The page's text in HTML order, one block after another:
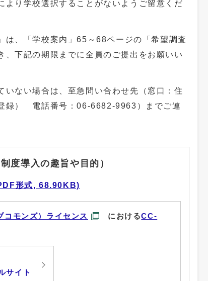
より学校選択することがないようご留意くだ
、「学校案内」65～68ページの「希望調査
、下記の期限までに全員のご提出をお願いい
ない場合は、至急問い合わせ先（窓口：住
録） 電話番号：06-6682-9963 ）までご連
度導入の趣旨や目的）
形式, 68.90KB)
コモンズ）ライセンス におけるCC-
サイト